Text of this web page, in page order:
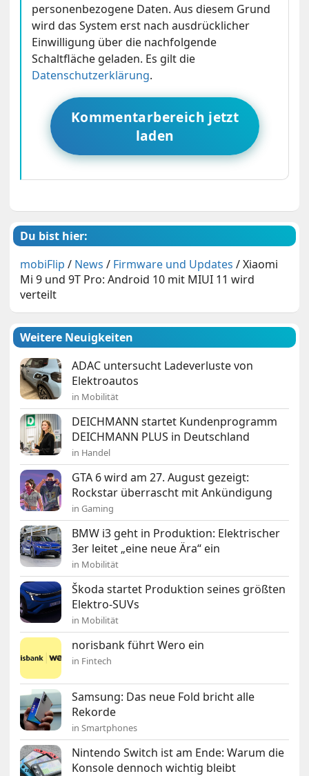
personenbezogene Daten. Aus diesem Grund
wird das System erst nach ausdrücklicher
Einwilligung über die nachfolgende
Schaltfläche geladen. Es gilt die
Datenschutzerklärung.
Kommentarbereich jetzt
laden
Du bist hier:
mobiFlip / News / Firmware und Updates /Xiaomi
Mi 9 und 9T Pro: Android 10 mit MIUI 11 wird
verteilt
Weitere Neuigkeiten
ADAC untersucht Ladeverluste von
Elektroautos
in Mobilität
DEICHMANN startet Kundenprogramm
DEICHMANN PLUS in Deutschland
in Handel
GTA 6 wird am 27. August gezeigt:
Rockstar überrascht mit Ankündigung
in Gaming
BMW i3 geht in Produktion: Elektrischer
3er leitet „eine neue Ära“ ein
in Mobilität
Škoda startet Produktion seines größten
Elektro-SUVs
in Mobilität
norisbank führt Wero ein
in Fintech
Samsung: Das neue Fold bricht alle
Rekorde
in Smartphones
Nintendo Switch ist am Ende: Warum die
Konsole dennoch wichtig bleibt